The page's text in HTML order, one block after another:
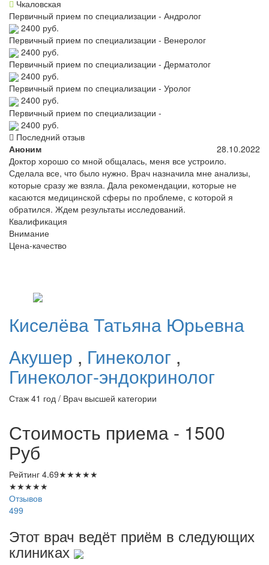
Чкаловская
Первичный прием по специализации - Андролог
2400 руб.
Первичный прием по специализации - Венеролог
2400 руб.
Первичный прием по специализации - Дерматолог
2400 руб.
Первичный прием по специализации - Уролог
2400 руб.
Первичный прием по специализации -
2400 руб.
Последний отзыв
Аноним
28.10.2022
Доктор хорошо со мной общалась, меня все устроило.
Сделала все, что было нужно. Врач назначила мне анализы,
которые сразу же взяла. Дала рекомендации, которые не
касаются медицинской сферы по проблеме, с которой я
обратился. Ждем результаты исследований.
Квалификация
Внимание
Цена-качество
КиселёваТатьяна Юрьевна
Акушер , Гинеколог ,
Гинеколог-эндокринолог
Стаж 41 год / Врач высшей категории
Стоимость приема - 1500
Руб
Рейтинг 4.69★★★★★
★★★★★
Отзывов
499
Этот врач ведёт приём в следующих
клиниках